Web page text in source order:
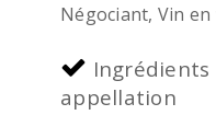
Négociant, Vin en
appellation